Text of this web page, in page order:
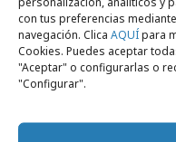
con tus preferencias
navegación. Clica AQUÍpara
Cookies. Puedes aceptar
"Aceptar" o configurarlas o
"Configurar".